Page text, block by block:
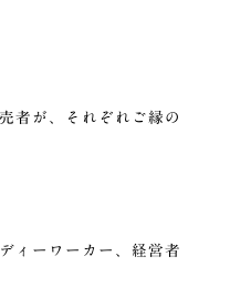
者が、それぞれご縁の
ィーワーカー、経営者